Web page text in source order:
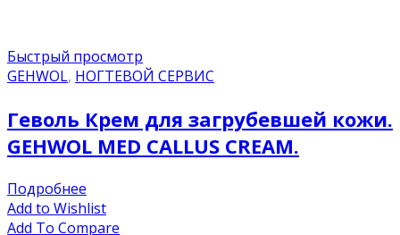
Быстрый просмотр
GEHWOL, НОГТЕВОЙ СЕРВИС
Геволь Крем для загрубевшей кожи.
GEHWOL MED CALLUS CREAM.
Подробнее
Add to Wishlist
Add To Compare